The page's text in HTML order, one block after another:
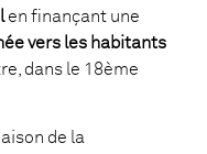
en finançant une
vers les habitants
dans le 18ème
de la